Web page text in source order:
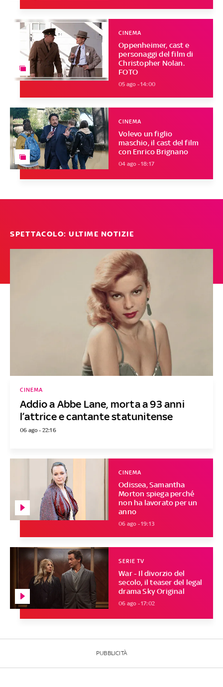
Oppenheimer, cast e
personaggi del film di
Christopher Nolan.
FOTO
CINEMA
05 ago - 14:00
Volevo un figlio
maschio, il cast del film
con Enrico Brignano
CINEMA
04 ago - 18:17
SPETTACOLO: ULTIME NOTIZIE
Addio a Abbe Lane, morta a 93 anni
l’attrice e cantante statunitense
CINEMA
06 ago - 22:16
Odissea, Samantha
Morton spiega perché
non ha lavorato per un
anno
CINEMA
06 ago - 19:13
War - Il divorzio del
secolo, il teaser del legal
drama Sky Original
SERIE TV
06 ago - 17:02
PUBBLICITÀ